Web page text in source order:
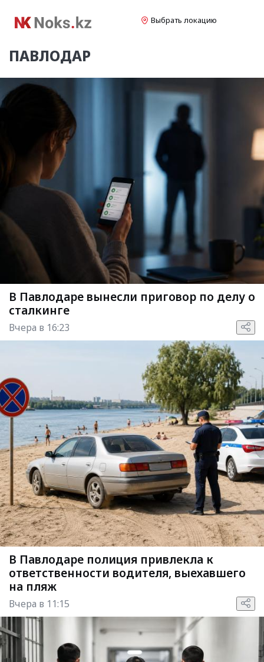
Выбрать локацию
ПАВЛОДАР
В Павлодаре вынесли приговор по делу о
сталкинге
Вчера в 16:23
В Павлодаре полиция привлекла к
ответственности водителя, выехавшего
на пляж
Вчера в 11:15